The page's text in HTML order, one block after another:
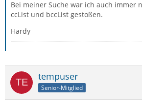
Bei meiner Suche war ich auch immer
ccList und bccList gestoßen.
Hardy
tempuser
Senior-Mitglied